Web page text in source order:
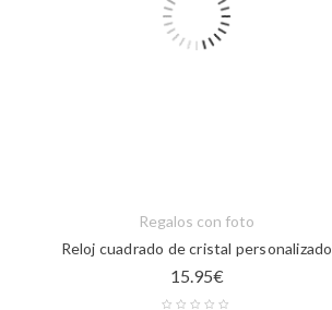
Regalos con foto
Reloj cuadrado de cristal personalizado
15.95€